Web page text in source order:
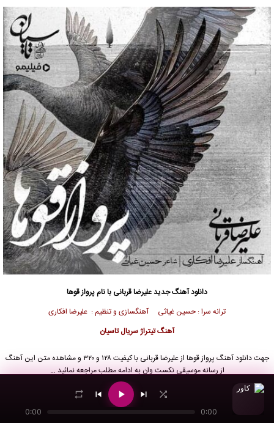
دانلود آهنگ جدیدعلیرضا قربانی با نام پرواز قوها
ترانه سرا : حسین غیاثی آهنگسازی و تنظیم : علیرضا افکاری
آهنگ تیتراژ سریال تاسیان
جهت دانلود آهنگ پرواز قوها از علیرضا قربانی با کیفیت ۱۲۸ و ۳۲۰ و مشاهده متن این آهنگ
از رسانه موسیقی نکست وان به ادامه مطلب مراجعه نمائید …
دانلود آهنگ علیرضا قربانی با نام پرواز قوها0:00
0:00